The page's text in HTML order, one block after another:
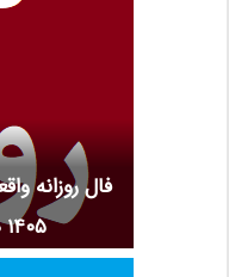
۱۴۰۵ صددرصد درست